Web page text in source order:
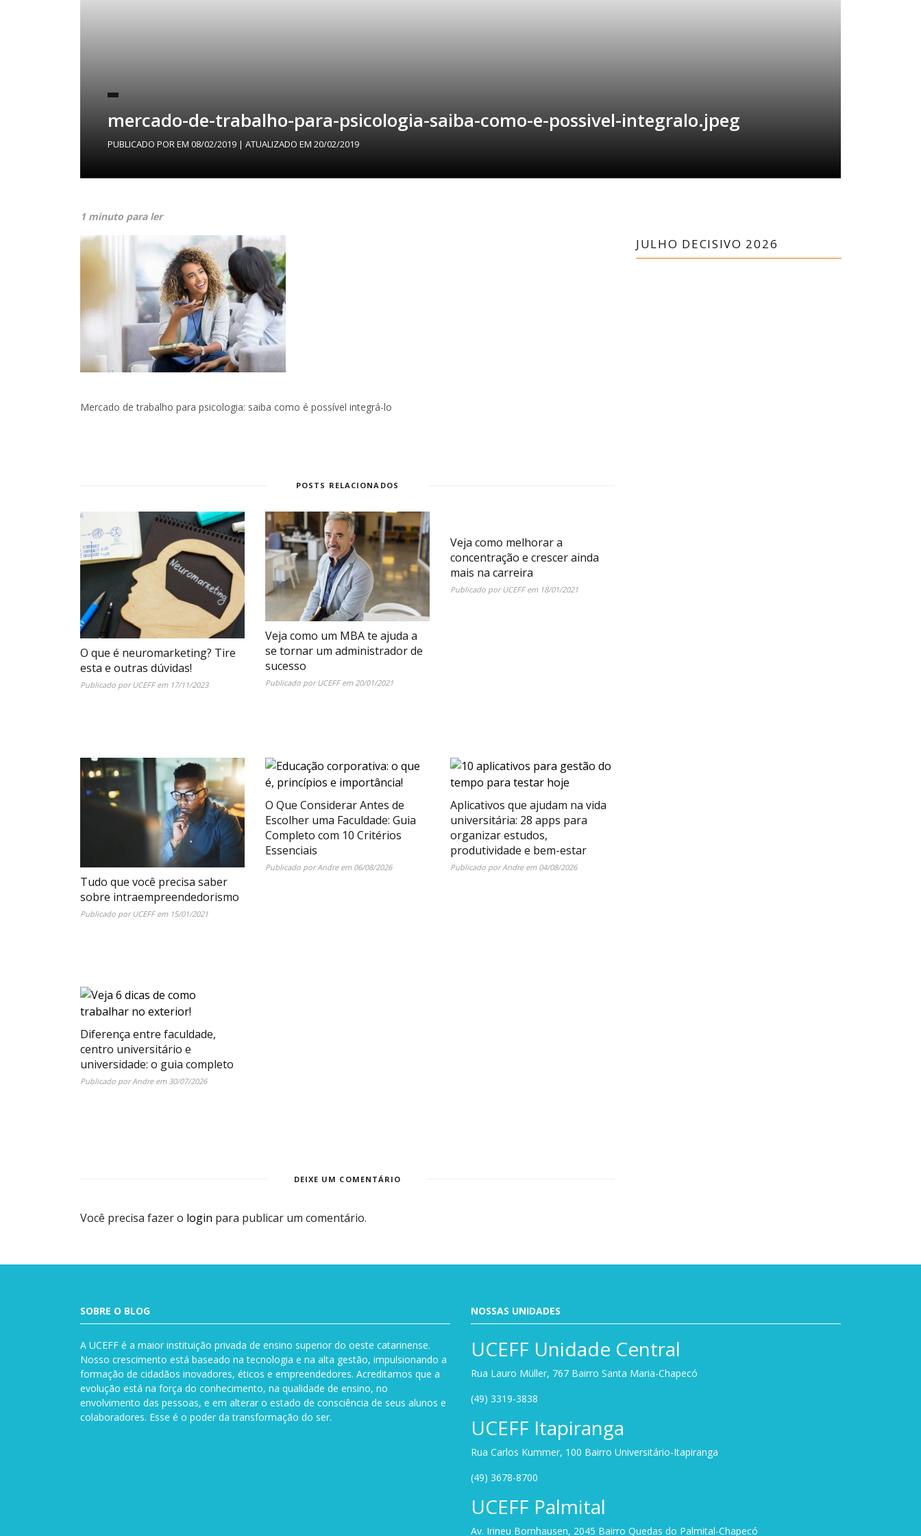
mercado-de-trabalho-para-psicologia-saiba-como-e-possivel-integralo.jpeg
PUBLICADO POREM 08/02/2019 | ATUALIZADO EM 20/02/2019
1 minuto para ler
Mercado de trabalho para psicologia: saiba como é possível integrá-lo
POSTS RELACIONADOS
O que é neuromarketing? Tire
esta e outras dúvidas!
Publicado porUCEFFem 17/11/2023
Veja como um MBA te ajuda a
se tornar um administrador de
sucesso
Publicado porUCEFFem 20/01/2021
Veja como melhorar a
concentração e crescer ainda
mais na carreira
Publicado porUCEFFem 18/01/2021
Tudo que você precisa saber
sobre intraempreendedorismo
Publicado porUCEFFem 15/01/2021
O Que Considerar Antes de
Escolher uma Faculdade: Guia
Completo com 10 Critérios
Essenciais
Publicado porAndreem 06/08/2026
Aplicativos que ajudam na vida
universitária: 28 apps para
organizar estudos,
produtividade e bem-estar
Publicado porAndreem 04/08/2026
Diferença entre faculdade,
centro universitário e
universidade: o guia completo
Publicado porAndreem 30/07/2026
DEIXE UM COMENTÁRIO
Você precisa fazer o login para publicar um comentário.
JULHO DECISIVO 2026
SOBRE O BLOG
A UCEFF é a maior instituição privada de ensino superior do oeste catarinense.
Nosso crescimento está baseado na tecnologia e na alta gestão, impulsionando a
formação de cidadãos inovadores, éticos e empreendedores. Acreditamos que a
evolução está na força do conhecimento, na qualidade de ensino, no
envolvimento das pessoas, e em alterar o estado de consciência de seus alunos e
colaboradores. Esse é o poder da transformação do ser.
NOSSAS UNIDADES
UCEFF Unidade Central
Rua Lauro Müller, 767 Bairro Santa Maria-Chapecó
(49) 3319-3838
UCEFF Itapiranga
Rua Carlos Kummer, 100 Bairro Universitário-Itapiranga
(49) 3678-8700
UCEFF Palmital
Av. Irineu Bornhausen, 2045 Bairro Quedas do Palmital-Chapecó